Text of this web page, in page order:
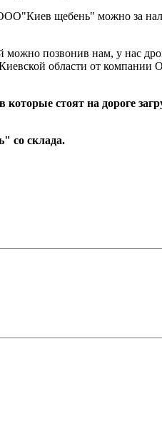
ООО"Киев щебень" можно за
позвонив нам, у нас
Киевской области от
которые стоят на дороге
со склада.